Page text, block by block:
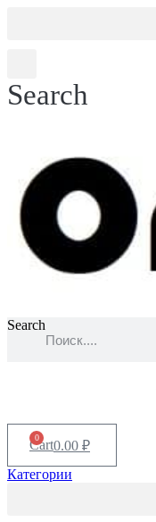
Search
Search
0.00 ₽
0
Cart
Категории